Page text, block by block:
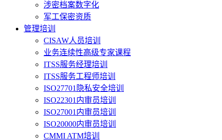
涉密档案数字化
军工保密资质
管理培训
CISAW人员培训
业务连续性高级专家课程
ITSS服务经理培训
ITSS服务工程师培训
ISO27701隐私安全培训
ISO22301内审员培训
ISO27001内审员培训
ISO20000内审员培训
CMMI ATM培训